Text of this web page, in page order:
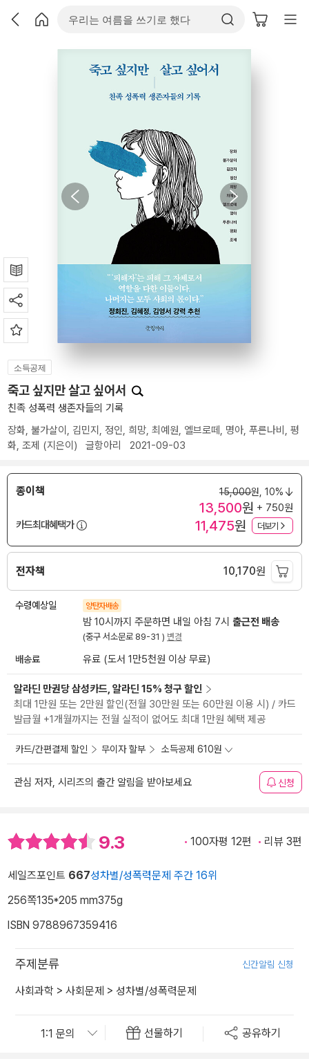
소득공제
죽고 싶지만 살고 싶어서
친족 성폭력 생존자들의 기록
장화, 불가살이 , 김민지 , 정인, 희망, 최예원, 엘브로떼 , 명아, 푸른나비 , 평
화, 조제 (지은이) 글항아리 2021-09-03
종이책 15,000원, 10%
13,500원 + 750원
카드최대혜택가
11,475원 더보기
전자책 10,170원
수령예상일 양탄자배송
밤 10시까지 주문하면 내일 아침 7시 출근전 배송
(중구 서소문로 89-31 ) 변경
배송료 유료 (도서 1만5천원 이상 무료)
알라딘 만권당 삼성카드, 알라딘 15% 청구 할인
최대 1만원 또는 2만원 할인(전월 30만원 또는 60만원 이용 시) / 카드
발급월 +1개월까지는 전월 실적이 없어도 최대 1만원 혜택 제공
카드/간편결제 할인 무이자 할부 소득공제 610원
관심 저자, 시리즈의 출간 알림을 받아보세요 신청
9.3 100자평 12편 리뷰 3편
세일즈포인트 667성차별/성폭력문제 주간 16위
256쪽135*205 mm375g
ISBN 9788967359416
주제분류 신간알림 신청
사회과학 > 사회문제 > 성차별/성폭력문제
선물하기 공유하기